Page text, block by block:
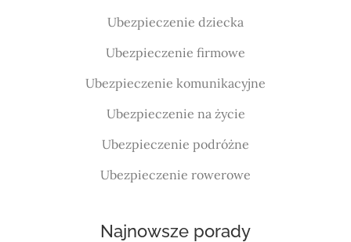
Ubezpieczenie dziecka
Ubezpieczenie firmowe
Ubezpieczenie komunikacyjne
Ubezpieczenie na życie
Ubezpieczenie podróżne
Ubezpieczenie rowerowe
Najnowsze porady